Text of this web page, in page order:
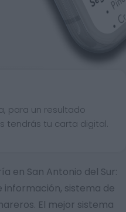
para un resultado
tendrás tu carta digital.
en San Antonio del Sur:
información, sistema de
El mejor sistema